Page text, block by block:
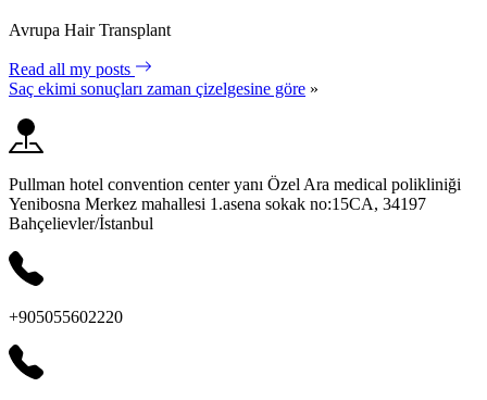
Avrupa Hair Transplant
Read all my posts
Saç ekimi sonuçları zaman çizelgesine göre »
Pullman hotel convention center yanı Özel Ara medical polikliniği
Yenibosna Merkez mahallesi 1.asena sokak no:15CA, 34197
Bahçelievler/İstanbul
+905055602220